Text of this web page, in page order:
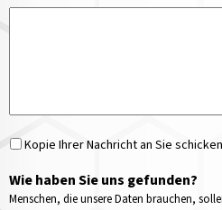
Kopie Ihrer Nachricht an Sie schicken
Wie haben Sie uns gefunden?
Menschen, die unsere Daten brauchen,